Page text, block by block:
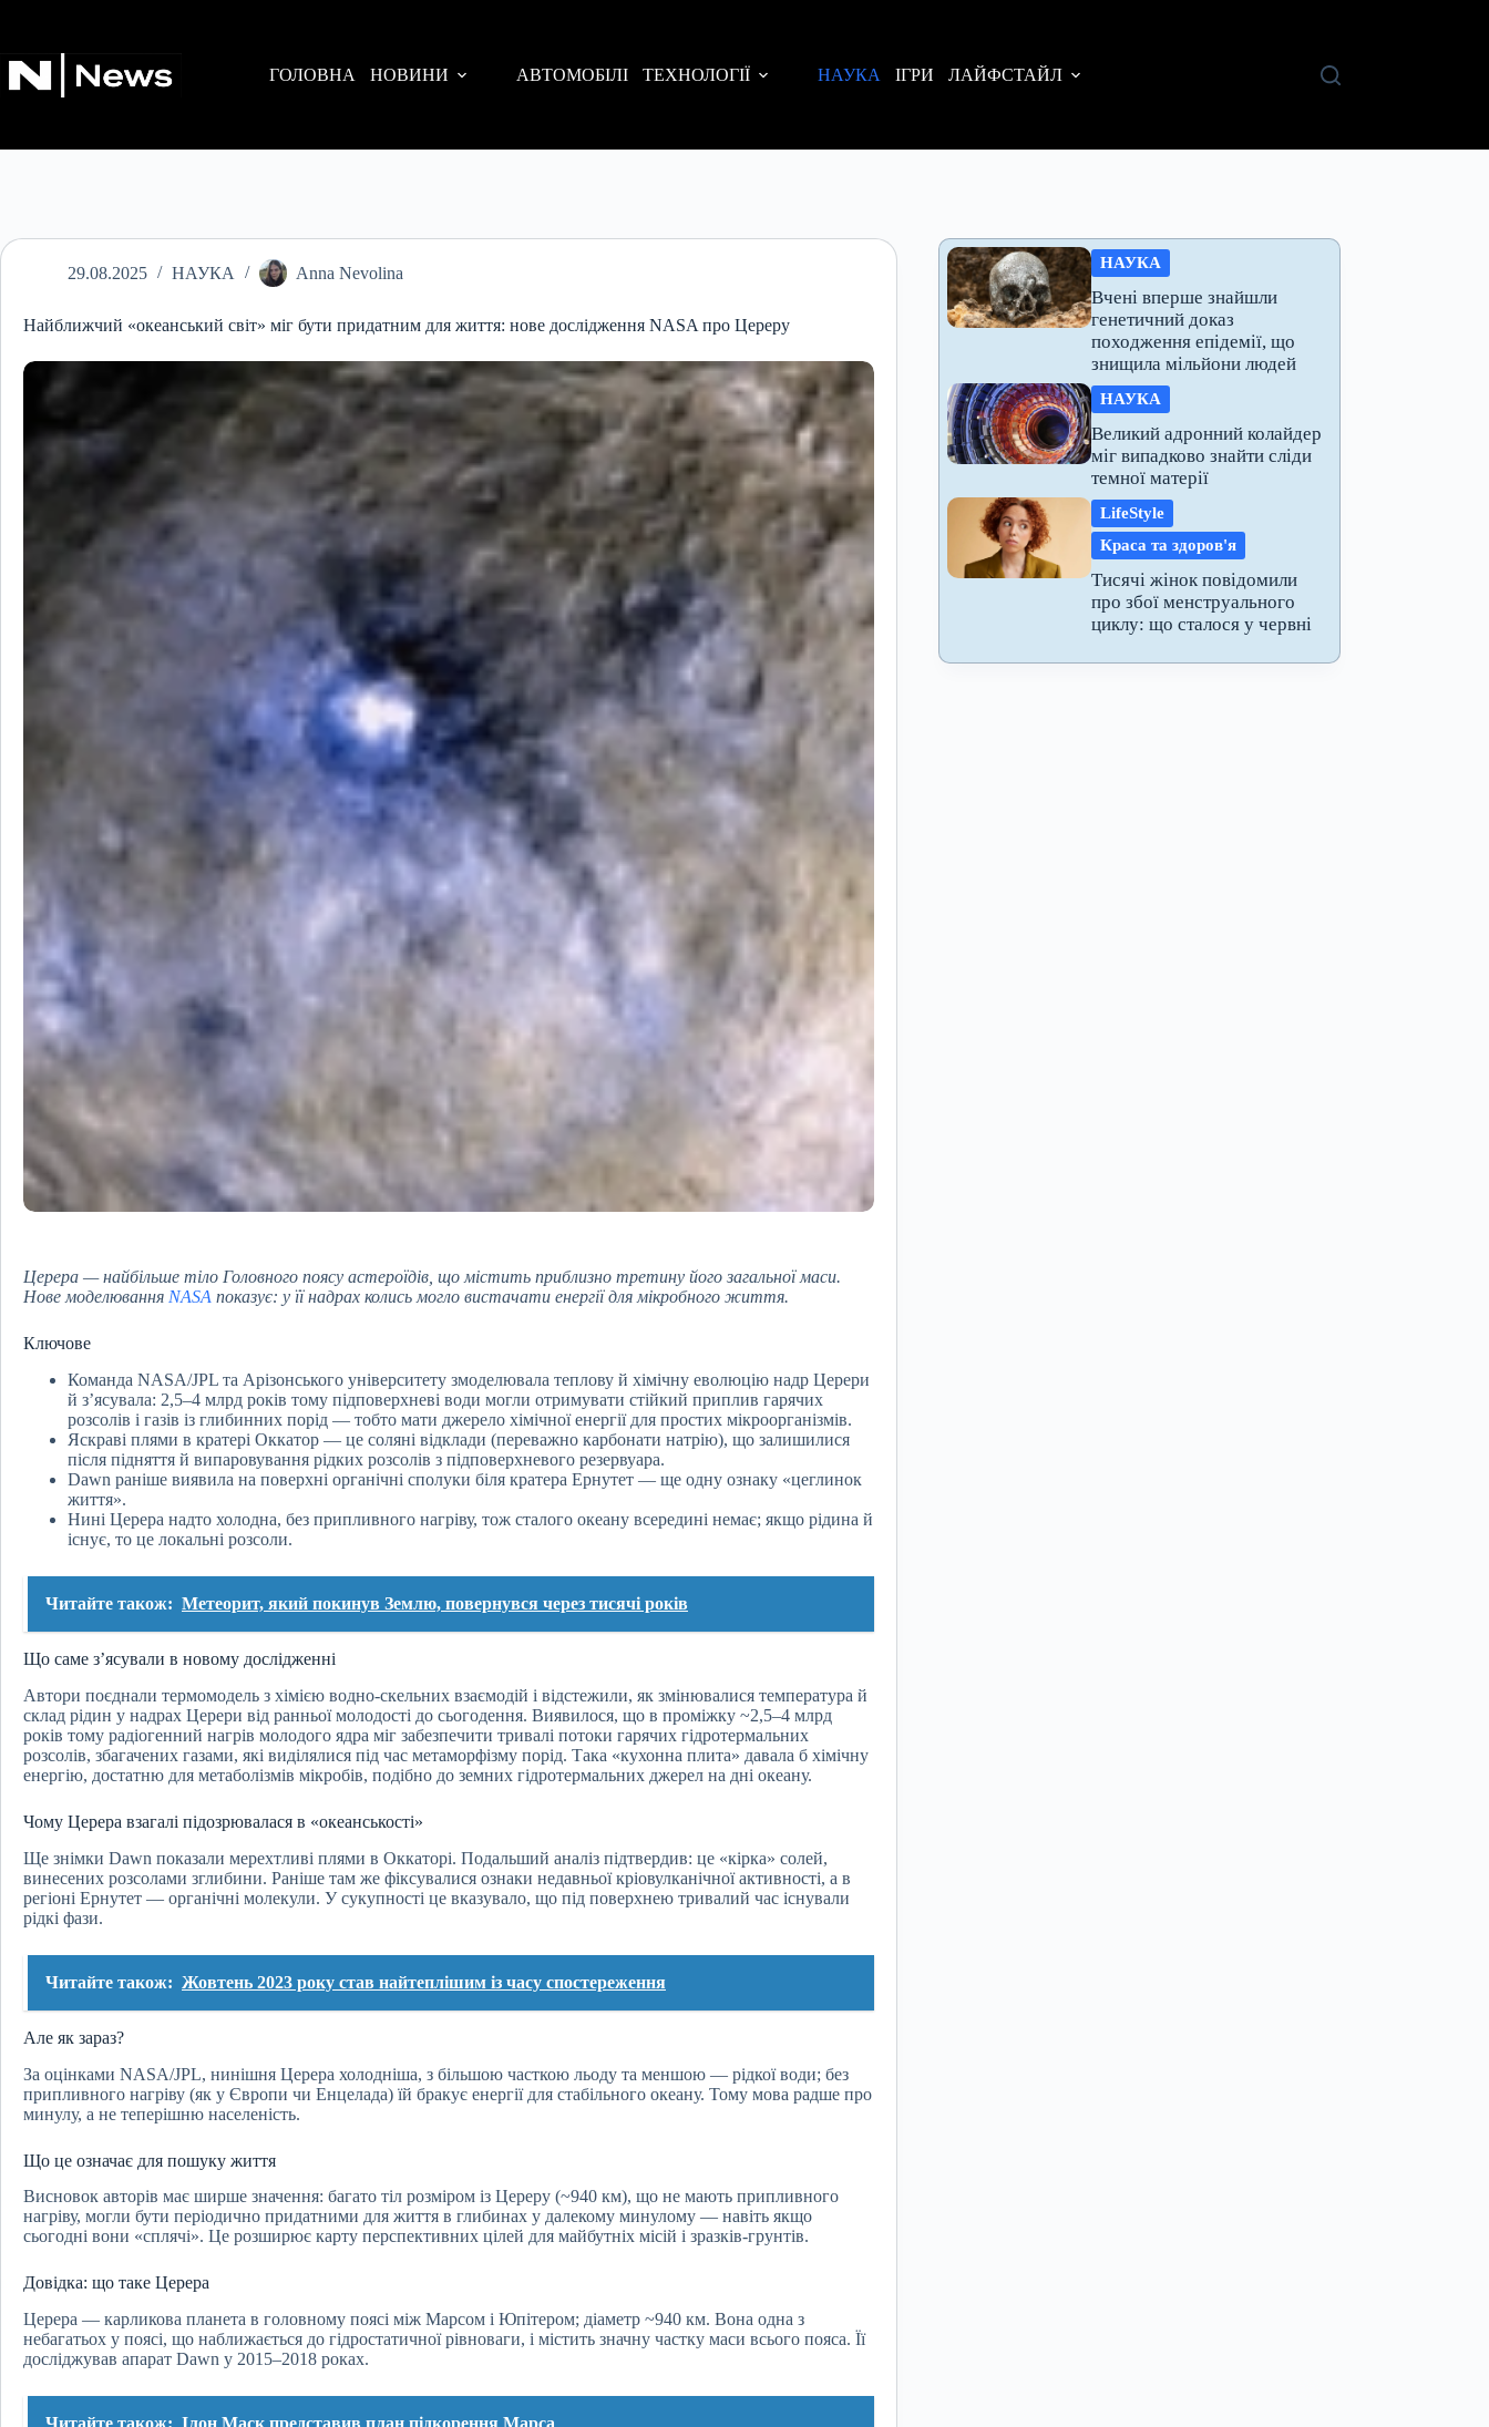
ГОЛОВНА
НОВИНИ АВТОМОБІЛІ ТЕХНОЛОГІЇ НАУКА ІГРИ ЛАЙФСТАЙЛ
29.08.2025 НАУКА Anna Nevolina
Найближчий «океанський світ» міг бути придатним для життя: нове дослідження NASA про Цереру
Церера — найбільше тіло Головного поясу астероїдів, що містить приблизно третину його загальної маси.
Нове моделювання NASA показує: у її надрах колись могло вистачати енергії для мікробного життя.
Ключове
Команда NASA/JPL та Арізонського університету змоделювала теплову й хімічну еволюцію надр Церери
й з’ясувала: 2,5–4 млрд років тому підповерхневі води могли отримувати стійкий приплив гарячих
розсолів і газів із глибинних порід — тобто мати джерело хімічної енергії для простих мікроорганізмів.
Яскраві плями в кратері Оккатор — це соляні відклади (переважно карбонати натрію), що залишилися
після підняття й випаровування рідких розсолів з підповерхневого резервуара.
Dawn раніше виявила на поверхні органічні сполуки біля кратера Ернутет — ще одну ознаку «цеглинок
життя».
Нині Церера надто холодна, без припливного нагріву, тож сталого океану всередині немає; якщо рідина й
існує, то це локальні розсоли.
Читайте також: Метеорит, який покинув Землю, повернувся через тисячі років
Що саме з’ясували в новому дослідженні
Автори поєднали термомодель з хімією водно-скельних взаємодій і відстежили, як змінювалися температура й
склад рідин у надрах Церери від ранньої молодості до сьогодення. Виявилося, що в проміжку ~2,5–4 млрд
років тому радіогенний нагрів молодого ядра міг забезпечити тривалі потоки гарячих гідротермальних
розсолів, збагачених газами, які виділялися під час метаморфізму порід. Така «кухонна плита» давала б хімічну
енергію, достатню для метаболізмів мікробів, подібно до земних гідротермальних джерел на дні океану.
Чому Церера взагалі підозрювалася в «океанськості»
Ще знімки Dawn показали мерехтливі плями в Оккаторі. Подальший аналіз підтвердив: це «кірка» солей,
винесених розсолами зглибини. Раніше там же фіксувалися ознаки недавньої кріовулканічної активності, а в
регіоні Ернутет — органічні молекули. У сукупності це вказувало, що під поверхнею тривалий час існували
рідкі фази.
Читайте також: Жовтень 2023 року став найтеплішим із часу спостереження
Але як зараз?
За оцінками NASA/JPL, нинішня Церера холодніша, з більшою часткою льоду та меншою — рідкої води; без
припливного нагріву (як у Європи чи Енцелада) їй бракує енергії для стабільного океану. Тому мова радше про
минулу, а не теперішню населеність.
Що це означає для пошуку життя
Висновок авторів має ширше значення: багато тіл розміром із Цереру (~940 км), що не мають припливного
нагріву, могли бути періодично придатними для життя в глибинах у далекому минулому — навіть якщо
сьогодні вони «сплячі». Це розширює карту перспективних цілей для майбутніх місій і зразків-грунтів.
Довідка: що таке Церера
Церера — карликова планета в головному поясі між Марсом і Юпітером; діаметр ~940 км. Вона одна з
небагатьох у поясі, що наближається до гідростатичної рівноваги, і містить значну частку маси всього пояса. Її
досліджував апарат Dawn у 2015–2018 роках.
НАУКА
Вчені вперше знайшли
генетичний доказ
походження епідемії, що
знищила мільйони людей
НАУКА
Великий адронний колайдер
міг випадково знайти сліди
темної матерії
LifeStyle
Краса та здоров'я
Тисячі жінок повідомили
про збої менструального
циклу: що сталося у червні